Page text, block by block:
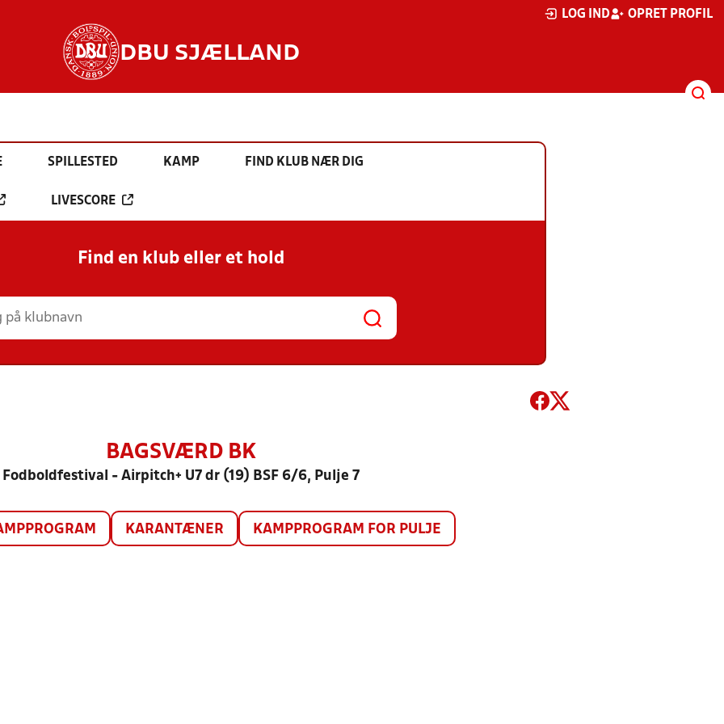
LOG IND OPRET PROFIL
DBU SJÆLLAND
SPILLESTED KAMP FIND KLUB NÆR DIG
LIVESCORE
Find en klub eller et hold
BAGSVÆRD BK
Fodboldfestival - Airpitch+ U7 dr (19) BSF 6/6, Pulje 7
KARANTÆNER KAMPPROGRAM FOR PULJE